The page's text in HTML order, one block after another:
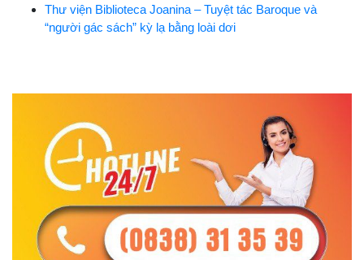
Thư viện Biblioteca Joanina – Tuyệt tác Baroque và
“người gác sách” kỳ lạ bằng loài dơi